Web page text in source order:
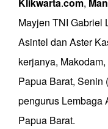
Klikwarta.com,
Mayjen TNI Gabriel
Asintel dan Aster
kerjanya,
Papua Barat, Senin
pengurus Lembaga
Papua Barat.